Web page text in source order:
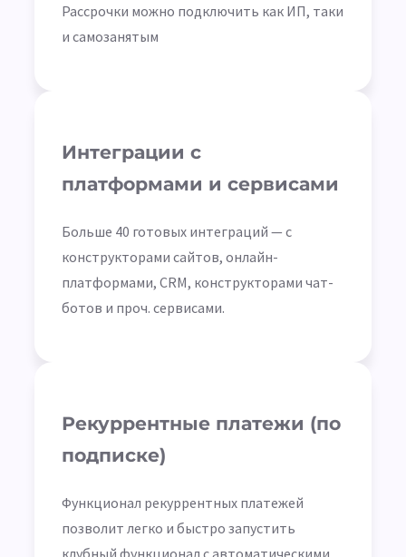
Рассрочки можно подключить как ИП, таки
и самозанятым
Интеграции с
платформами и сервисами
Больше 40 готовых интеграций — с
конструкторами сайтов, онлайн-
платформами, CRM, конструкторами чат-
ботов и проч. сервисами.
Рекуррентные платежи (по
подписке)
Функционал рекуррентных платежей
позволит легко и быстро запустить
клубный функционал с автоматическими